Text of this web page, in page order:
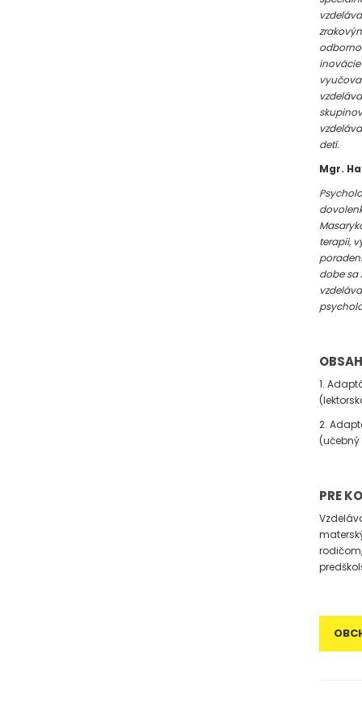
inovácie
detí.
Mgr.
terapii,
dobe sa
1.
2.
PRE